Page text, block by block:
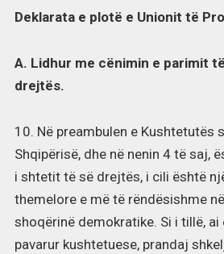
Deklarata e plotë e Unionit të
A. Lidhur me cënimin e parimit
drejtës.
10. Në preambulen e Kushtetutës
Shqipërisë, dhe në nenin 4 të saj,
i shtetit të së drejtës, i cili është
themelore e më të rëndësishme
shoqërinë demokratike. Si i tillë,
pavarur kushtetuese, prandaj